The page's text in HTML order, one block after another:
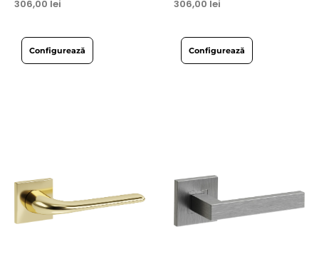
306,00 lei
Configurează
306,00 lei
Configurează